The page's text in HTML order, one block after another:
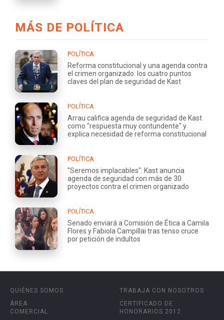
MÁS DE POLÍTICA
POLÍTICA
Reforma constitucional y una agenda contra
el crimen organizado: los cuatro puntos
claves del plan de seguridad de Kast
POLÍTICA
Arrau califica agenda de seguridad de Kast
como "respuesta muy contundente" y
explica necesidad de reforma constitucional
POLÍTICA
"Seremos implacables": Kast anuncia
agenda de seguridad con más de 30
proyectos contra el crimen organizado
POLÍTICA
Senado enviará a Comisión de Ética a Camila
Flores y Fabiola Campillai tras tenso cruce
por petición de indultos
QUIÉNES SOMOS
ÁREA
COMERCIAL
TRABAJA CON NOSOTROS
CERTIFICADO DE
HONORARIOS 2012